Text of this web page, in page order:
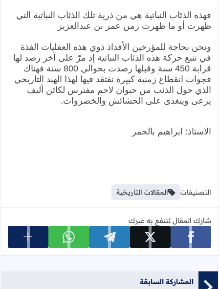
فهذه الذئاب النباتية هي من ذرية تلك الذئاب النباتية التي
ظهرت أو ما ظهرت زمن عمر بن عبدالعزيز
ونحن بحاجة للمؤرخين الأفذاذ ذوي هذه العقليات الفذة
في تتبع حركة هذه الذئاب النباتية إذ مرّ على آخر رصد لها
قرابة 450 سنة وقبلها رصدت بحوالي 800 سنة فهناك
فجوات انقطاع زمنية كبيرة نفتقد فيها لهذا الهبد التاريخي
الذي حول الذئب من حيوان لاحم مفترس لكائن أليف
يرعى ويتغذى على الحشائش والخضروات.
الاستاذ: ابراهيم بالحمر
التصنيفات المقالات التاريخية
شارك المقال لتنفع به غيرك
شارك على facebook شارك على x شارك على telegram شارك على whatsapp عرض
المشاركة السابقة